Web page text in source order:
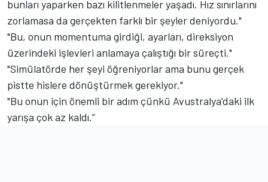
bunları yaparken bazı kilitlenmeler yaşadı. Hız sınırlarını
zorlamasa da gerçekten farklı bir şeyler deniyordu."
"Bu, onun momentuma girdiği, ayarları, direksiyon
üzerindeki işlevleri anlamaya çalıştığı bir süreçti."
"Simülatörde her şeyi öğreniyorlar ama bunu gerçek
pistte hislere dönüştürmek gerekiyor."
"Bu onun için önemli bir adım çünkü Avustralya'daki ilk
yarışa çok az kaldı.”